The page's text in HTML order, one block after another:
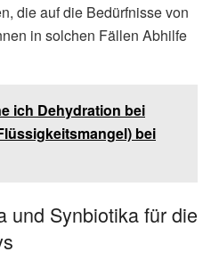
die auf die Bedürfnisse von
in solchen Fällen Abhilfe
ich Dehydration bei
bei
und Synbiotika für die